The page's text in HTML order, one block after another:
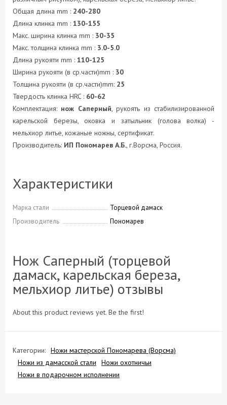
Общая длина mm : 240-280
Длина клинка mm : 130-155
Макс. ширина клинка mm : 30-35
Макс. толщина клинка mm : 3.0-5.0
Длина рукояти mm : 110-125
Ширина рукояти (в ср.части)mm : 30
Толщина рукояти (в ср.части)mm: 25
Твердость клинка HRC : 60-62
Комплектация: нож Саперный, рукоять из стабилизированной
карельской березы, оковка и затыльник (голова волка) -
мельхиор литье, кожаные ножны, сертификат.
Производитель: ИП Пономарев А.Б., г.Ворсма, Россия.
Характеристики
Марка стали
Торцевой дамаск
Производитель
Пономарев
Нож Саперный (торцевой
дамаск, карельская береза,
мельхиор литье) отзывы
About this product reviews yet. Be the first!
Категории: Ножи мастерской Пономарева (Ворсма)
Ножи из дамасской стали
Ножи охотничьи
Ножи в подарочном исполнении